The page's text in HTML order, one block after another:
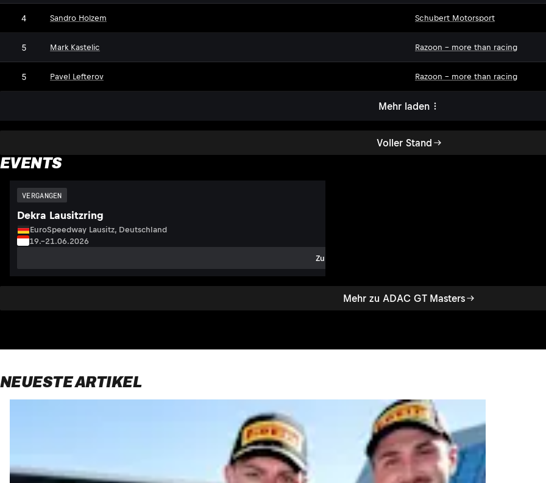
Voller Stand
4 Sandro Holzem Schubert Motorsport
5 Mark Kastelic Razoon - more than racing
5 Pavel Lefterov Razoon - more than racing
Mehr laden
EVENTS
Mehr zu ADAC GT Masters
VERGANGEN
Dekra Lausitzring
EuroSpeedway Lausitz, Deutschland
19.–21.06.2026
Zum Event
NEUESTE ARTIKEL